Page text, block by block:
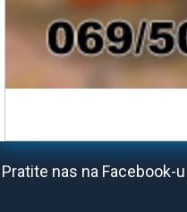
Pratite nas na Facebook-u